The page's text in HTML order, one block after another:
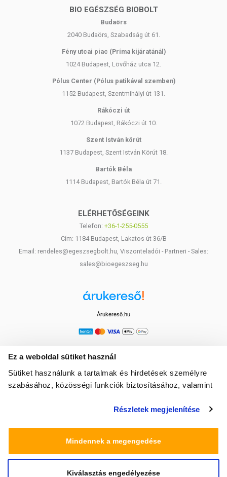
Ez a weboldal sütiket használ
Sütiket használunk a tartalmak és hirdetések személyre
szabásához, közösségi funkciók biztosításához, valamint
média-, hirdető- és elemező partnereinkkel megosztjuk az
amelyeket Ön adott meg számukra vagy az Ön által
használt más szolgáltatásokból gyűjtöttek.
Részletek megjelenítése
Mindennek a megengedése
Kiválasztás engedélyezése
BIO EGÉSZSÉG BIOBOLT
Budaörs
2040 Budaörs, Szabadság út 61.
Fény utcai piac (Príma kijáratánál)
1024 Budapest, Lövőház utca 12.
Pólus Center (Pólus patikával szemben)
1152 Budapest, Szentmihályi út 131.
Rákóczi út
1072 Budapest, Rákóczi út 10.
Szent István körút
1137 Budapest, Szent István Körút 18.
Bartók Béla
1114 Budapest, Bartók Béla út 71.
ELÉRHETŐSÉGEINK
Telefon: +36-1-255-0555
Cím: 1184 Budapest, Lakatos út 36/B
Email: rendeles@egeszsegbolt.hu, Viszonteladói - Partneri - Sales:
sales@bioegeszseg.hu
Árukereső.hu